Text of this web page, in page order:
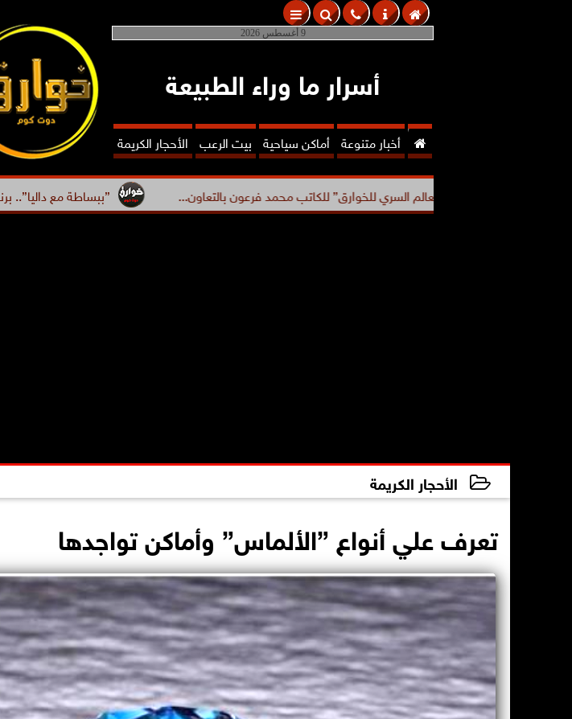
9 أغسطس 2026
أسرار ما وراء الطبيعة
 أخبار متنوعة أماكن سياحية بيت الرعب الأحجار الكريمة
”ببساطة مع داليا”.. برنامج عقد كتاب ”العالم السري للخوارق” للكاتب محمد فرعون بالتعاون...
الأحجار الكريمة
تعرف علي أنواع ”الألماس” وأماكن تواجدها